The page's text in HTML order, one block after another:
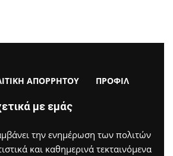
ΑΠΟΡΡΗΤΟΥ ΠΡΟΦΙΛ
με εμάς
την ενημέρωση των πολιτών
και καθημερινά τεκταινόμενα